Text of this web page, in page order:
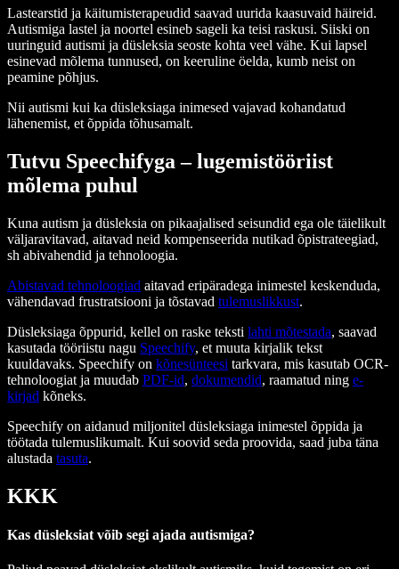
Lastearstid ja käitumisterapeudid saavad uurida kaasuvaid häireid.
Autismiga lastel ja noortel esineb sageli ka teisi raskusi. Siiski on
uuringuid autismi ja düsleksia seoste kohta veel vähe. Kui lapsel
esinevad mõlema tunnused, on keeruline öelda, kumb neist on
peamine põhjus.
Nii autismi kui ka düsleksiaga inimesed vajavad kohandatud
lähenemist, et õppida tõhusamalt.
Tutvu Speechifyga – lugemistööriist
mõlema puhul
Kuna autism ja düsleksia on pikaajalised seisundid ega ole täielikult
väljaravitavad, aitavad neid kompenseerida nutikad õpistrateegiad,
sh abivahendid ja tehnoloogia.
Abistavad tehnoloogiad aitavad eripäradega inimestel keskenduda,
vähendavad frustratsiooni ja tõstavad tulemuslikkust.
Düsleksiaga õppurid, kellel on raske teksti lahti mõtestada, saavad
kasutada tööriistu nagu Speechify, et muuta kirjalik tekst
kuuldavaks. Speechify on kõnesünteesi tarkvara, mis kasutab OCR-
tehnoloogiat ja muudab PDF-id, dokumendid, raamatud ning e-
kirjad kõneks.
Speechify on aidanud miljonitel düsleksiaga inimestel õppida ja
töötada tulemuslikumalt. Kui soovid seda proovida, saad juba täna
alustada tasuta.
KKK
Kas düsleksiat võib segi ajada autismiga?